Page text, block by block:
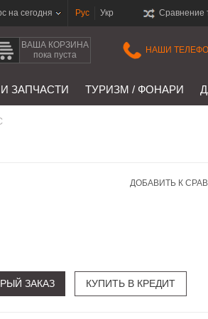
на сегодня Рус Укр Сравнение
ВАША КОРЗИНА
пока пуста
НАШИ
ЗАПЧАСТИ ТУРИЗМ / ФОНАРИ
ДОБАВИТЬ К
ЗАКАЗ КУПИТЬ В КРЕДИТ